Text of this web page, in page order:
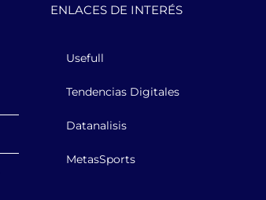
ENLACES DE INTERÉS
Usefull
Tendencias Digitales
Datanalisis
MetasSports